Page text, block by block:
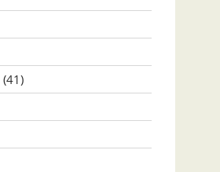
(41)